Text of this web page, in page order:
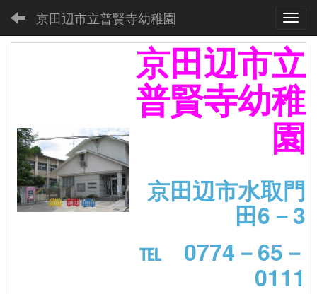
京田辺市立普賢寺幼稚園
京田辺市立
普賢寺幼稚
園
京田辺市水取門
田6－3
℡ 0774－65－
0111